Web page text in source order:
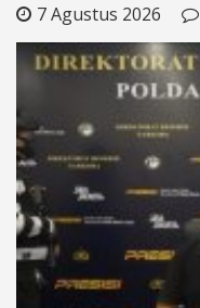
7 Agustus 2026